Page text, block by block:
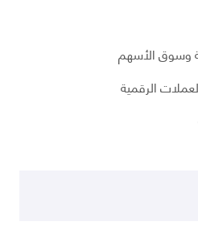
وسوق الأسهم
الرقمية